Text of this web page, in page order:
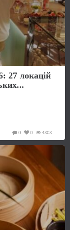
27 локацій
4808
0
0